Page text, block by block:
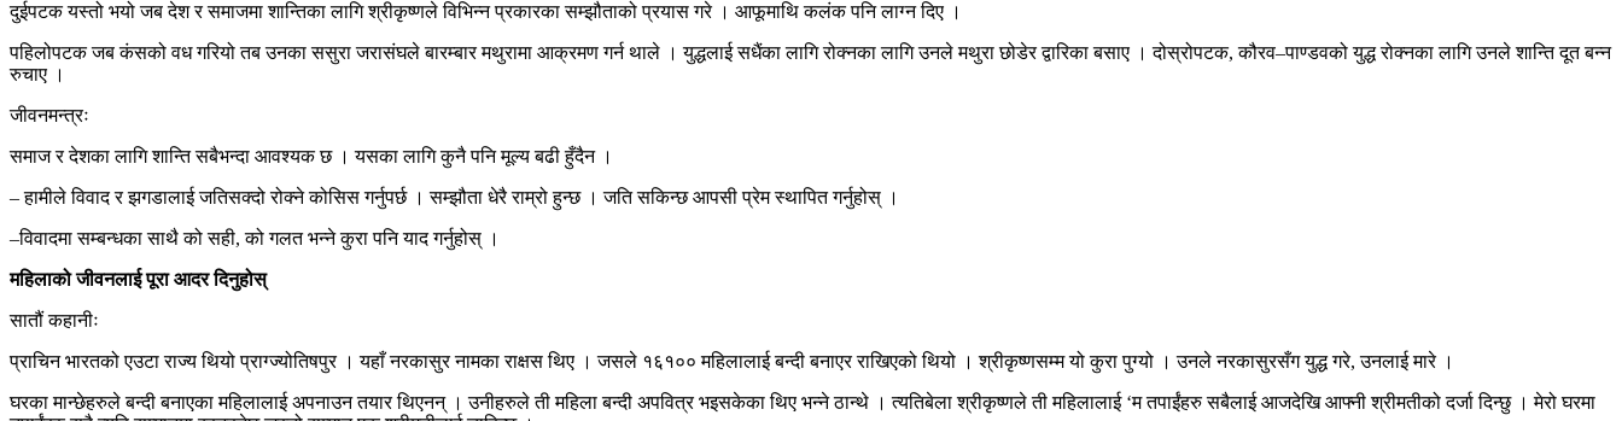
दुईपटक यस्तो भयो जब देश र समाजमा शान्तिका लागि श्रीकृष्णले विभिन्न प्रकारका सम्झौताको प्रयास गरे । आफूमाथि कलंक पनि लाग्न दिए ।
पहिलोपटक जब कंसको वध गरियो तब उनका ससुरा जरासंघले बारम्बार मथुरामा आक्रमण गर्न थाले । युद्धलाई सधैंका लागि रोक्नका लागि उनले मथुरा छोडेर द्वारिका बसाए । दोस्रोपटक, कौरव–पाण्डवको युद्ध रोक्नका लागि उनले शान्ति दूत बन्न
रुचाए ।
जीवनमन्त्रः
समाज र देशका लागि शान्ति सबैभन्दा आवश्यक छ । यसका लागि कुनै पनि मूल्य बढी हुँदैन ।
– हामीले विवाद र झगडालाई जतिसक्दो रोक्ने कोसिस गर्नुपर्छ । सम्झौता धेरै राम्रो हुन्छ । जति सकिन्छ आपसी प्रेम स्थापित गर्नुहोस् ।
–विवादमा सम्बन्धका साथै को सही, को गलत भन्ने कुरा पनि याद गर्नुहोस् ।
महिलाको जीवनलाई पूरा आदर दिनुहोस्
सातौं कहानीः
प्राचिन भारतको एउटा राज्य थियो प्राग्ज्योतिषपुर । यहाँ नरकासुर नामका राक्षस थिए । जसले १६१०० महिलालाई बन्दी बनाएर राखिएको थियो । श्रीकृष्णसम्म यो कुरा पुग्यो । उनले नरकासुरसँग युद्ध गरे, उनलाई मारे ।
घरका मान्छेहरुले बन्दी बनाएका महिलालाई अपनाउन तयार थिएनन् । उनीहरुले ती महिला बन्दी अपवित्र भइसकेका थिए भन्ने ठान्थे । त्यतिबेला श्रीकृष्णले ती महिलालाई ‘म तपाईंहरु सबैलाई आजदेखि आफ्नी श्रीमतीको दर्जा दिन्छु । मेरो घरमा